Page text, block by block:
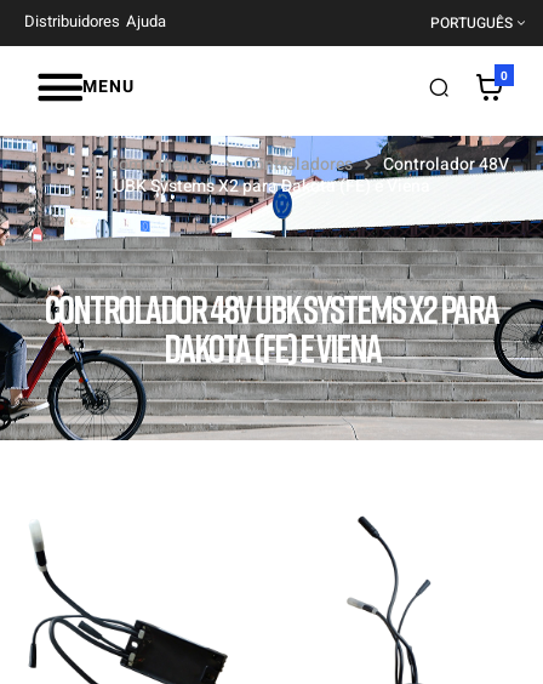
Distribuidores Ajuda PORTUGUÊS
MENU 0
CONTROLADOR 48V UBK SYSTEMS X2 PARA
DAKOTA (FE) E VIENA
Início Componentes Controladores
Controlador 48V
UBK Systems X2 para Dakota (FE) e Viena